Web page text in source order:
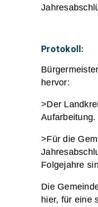
Protokoll:
hervor:
>Der
Aufarbeitung.
>Für die
Folgejahre
Die
hier, für eine